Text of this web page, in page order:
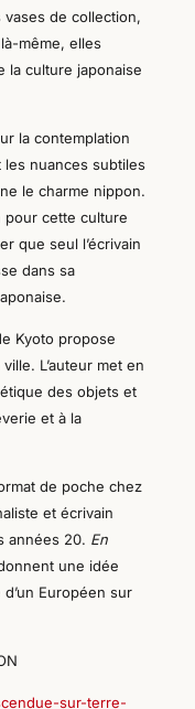
de collection,
même, elles
la culture japonaise
la contemplation
nuances subtiles
le charme nippon.
pour cette culture
que seul l’écrivain
dans sa
Kyoto propose
L’auteur met en
des objets et
et à la
de poche chez
et écrivain
années 20. En
une idée
Européen sur
sur-terre-